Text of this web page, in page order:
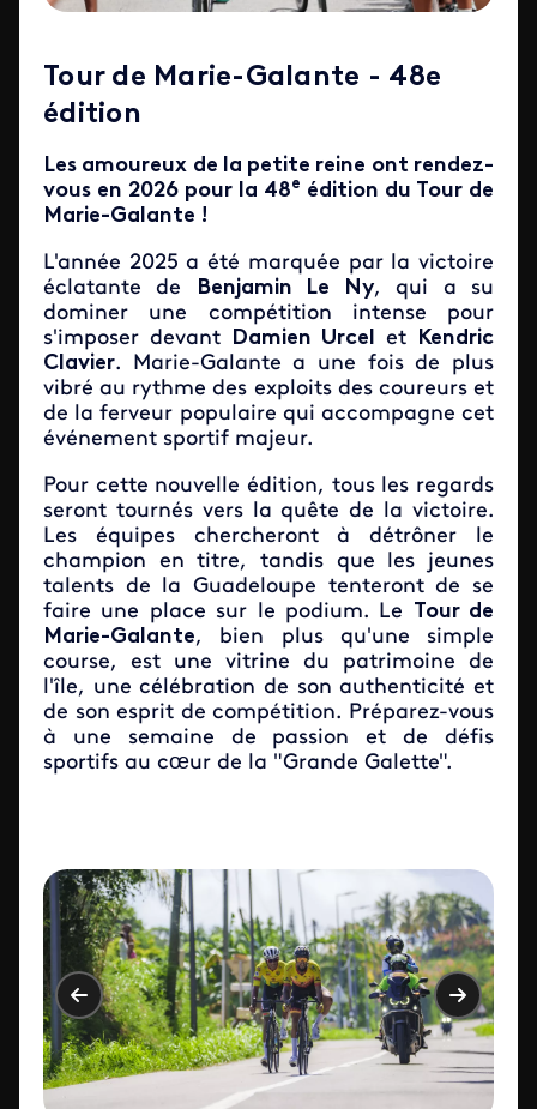
Tour de Marie-Galante - 48e
édition
Les amoureux de la petite reine ont rendez-
vous en 2026 pour la 48e édition du Tour de
Marie-Galante !
L'année 2025 a été marquée par la victoire
éclatante de
Benjamin Le Ny, qui a su
dominer une compétition intense pour
s'imposer devant
Damien Urcel et
Kendric
Clavier. Marie-Galante a une fois de plus
vibré au rythme des exploits des coureurs et
de la ferveur populaire qui accompagne cet
événement sportif majeur.
Pour cette nouvelle édition, tous les regards
seront tournés vers la quête de la victoire.
Les équipes chercheront à détrôner le
champion en titre, tandis que les jeunes
talents de la Guadeloupe tenteront de se
faire une place sur le podium. Le Tour de
Marie-Galante, bien plus qu'une simple
course, est une vitrine du patrimoine de
l'île, une célébration de son authenticité et
de son esprit de compétition. Préparez-vous
à une semaine de passion et de défis
sportifs au cœur de la "Grande Galette".